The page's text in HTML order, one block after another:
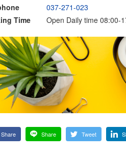
037-271-023
Time
Open Daily time 08:00-
Share Share Tweet